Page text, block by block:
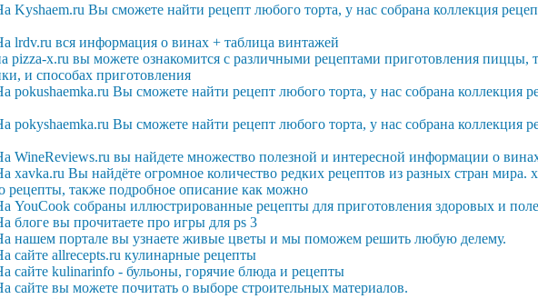
Kyshaem.ru Вы сможете найти рецепт любого торта, у нас собрана коллекция
lrdv.ru вся информация о винах + таблица винтажей
pizza-x.ru вы можете ознакомится с различными рецептами приготовления пиццы,
и способах приготовления
pokushaemka.ru Вы сможете найти рецепт любого торта, у нас собрана коллекция
pokyshaemka.ru Вы сможете найти рецепт любого торта, у нас собрана коллекция
WineReviews.ru вы найдете множество полезной и интересной информации о
xavka.ru Вы найдёте огромное количество редких рецептов из разных стран мира.
рецепты, также подробное описание как можно
YouCook собраны иллюстрированные рецепты для приготовления здоровых и
блоге вы прочитаете про игры для ps 3
нашем портале вы узнаете живые цветы и мы поможем решить любую делему.
сайте allrecepts.ru кулинарные рецепты
сайте kulinarinfo - бульоны, горячие блюда и рецепты
сайте вы можете почитать о выборе строительных материалов.